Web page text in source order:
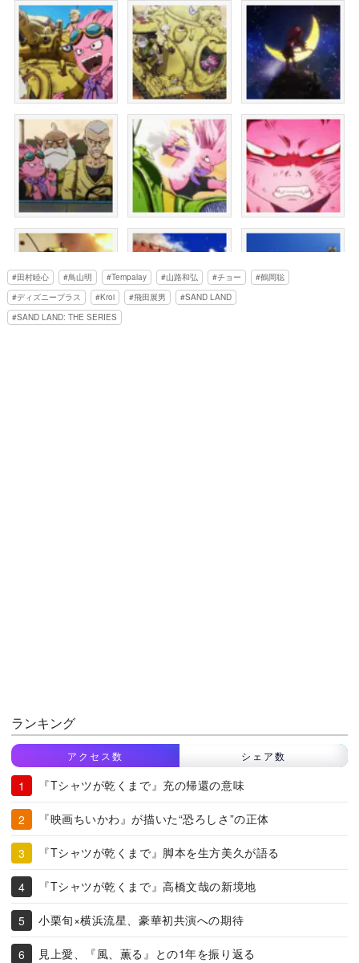
田村睦心 鳥山明 Tempalay 山路和弘 チョー
鶴岡聡
ディズニープラス
Kroi 飛田展男
SAND LAND
SAND LAND: THE SERIES
ランキング
アクセス数 シェア数
『Tシャツが乾くまで』充の帰還の意味
『映画ちいかわ』が描いた“恐ろしさ”の正体
『Tシャツが乾くまで』脚本を生方美久が語る
『Tシャツが乾くまで』高橋文哉の新境地
小栗旬×横浜流星、豪華初共演への期待
見上愛、『風、薫る』との1年を振り返る